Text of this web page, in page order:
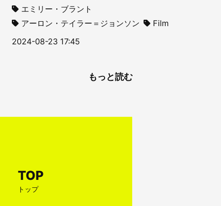
エミリー・ブラント
アーロン・テイラー＝ジョンソン
Film
2024-08-23 17:45
もっと読む
TOP
トップ